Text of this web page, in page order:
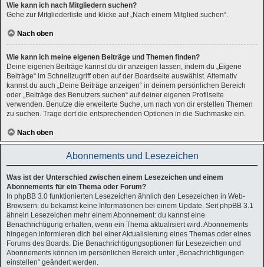
Wie kann ich nach Mitgliedern suchen?
Gehe zur Mitgliederliste und klicke auf „Nach einem Mitglied suchen“.
Nach oben
Wie kann ich meine eigenen Beiträge und Themen finden?
Deine eigenen Beiträge kannst du dir anzeigen lassen, indem du „Eigene
Beiträge“ im Schnellzugriff oben auf der Boardseite auswählst. Alternativ
kannst du auch „Deine Beiträge anzeigen“ in deinem persönlichen Bereich
oder „Beiträge des Benutzers suchen“ auf deiner eigenen Profilseite
verwenden. Benutze die erweiterte Suche, um nach von dir erstellen Themen
zu suchen. Trage dort die entsprechenden Optionen in die Suchmaske ein.
Nach oben
Abonnements und Lesezeichen
Was ist der Unterschied zwischen einem Lesezeichen und einem
Abonnements für ein Thema oder Forum?
In phpBB 3.0 funktionierten Lesezeichen ähnlich den Lesezeichen in Web-
Browsern: du bekamst keine Informationen bei einem Update. Seit phpBB 3.1
ähneln Lesezeichen mehr einem Abonnement: du kannst eine
Benachrichtigung erhalten, wenn ein Thema aktualisiert wird. Abonnements
hingegen informieren dich bei einer Aktualisierung eines Themas oder eines
Forums des Boards. Die Benachrichtigungsoptionen für Lesezeichen und
Abonnements können im persönlichen Bereich unter „Benachrichtigungen
einstellen“ geändert werden.